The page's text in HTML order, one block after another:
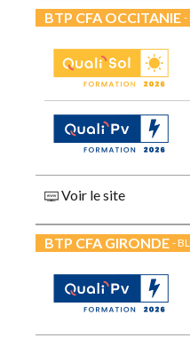
BTP CFA OCCITANIE -
Voir le site
BTP CFA GIRONDE -